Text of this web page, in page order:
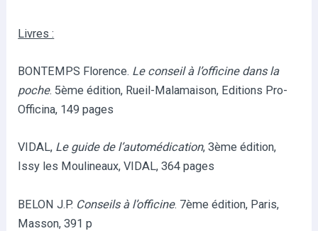
Livres :
BONTEMPS Florence. Le conseil à l’officine dans la
poche. 5ème édition, Rueil-Malamaison, Editions Pro-
Officina, 149 pages
VIDAL, Le guide de l’automédication, 3ème édition,
Issy les Moulineaux, VIDAL, 364 pages
BELON J.P. Conseils à l’officine. 7ème édition, Paris,
Masson, 391 p